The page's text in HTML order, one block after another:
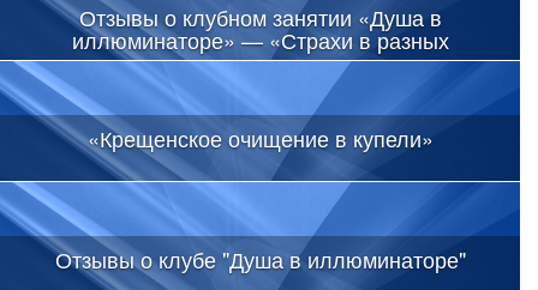
Отзывы о клубном занятии «Душа в
иллюминаторе» — «Страхи в разных
проявлениях»
«Крещенское очищение в купели»
Отзывы о клубе "Душа в иллюминаторе"